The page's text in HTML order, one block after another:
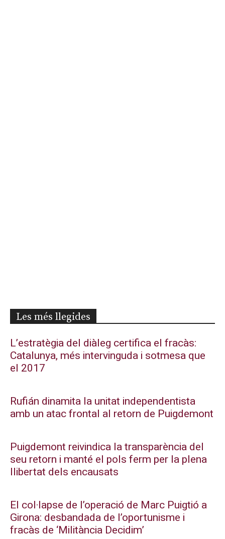
Les més llegides
L’estratègia del diàleg certifica el fracàs:
Catalunya, més intervinguda i sotmesa que
el 2017
Rufián dinamita la unitat independentista
amb un atac frontal al retorn de Puigdemont
Puigdemont reivindica la transparència del
seu retorn i manté el pols ferm per la plena
llibertat dels encausats
El col·lapse de l’operació de Marc Puigtió a
Girona: desbandada de l’oportunisme i
fracàs de ‘Militància Decidim’